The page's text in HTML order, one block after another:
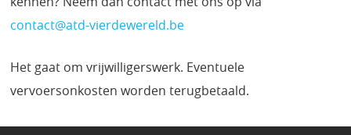
contact@atd-vierdewereld.be
Het gaat om vrijwilligerswerk. Eventuele
vervoersonkosten worden terugbetaald.